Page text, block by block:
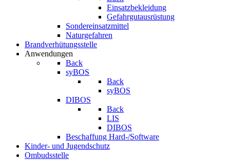
Einsatzbekleidung
Gefahrgutausrüstung
Sondereinsatzmittel
Naturgefahren
Brandverhütungsstelle
Anwendungen
Back
syBOS
Back
syBOS
DIBOS
Back
LIS
DIBOS
Beschaffung Hard-/Software
Kinder- und Jugendschutz
Ombudsstelle